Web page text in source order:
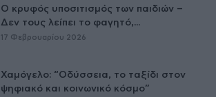
Ο κρυφός υποσιτισμός των παιδιών –
Δεν τους λείπει το φαγητό,...
17 Φεβρουαρίου 2026
Χαμόγελο: “Οδύσσεια, το ταξίδι στον
ψηφιακό και κοινωνικό κόσμο”